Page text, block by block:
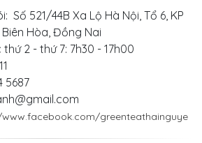
Số 521/44B Xa Lộ Hà Nội, Tổ 6, KP
Biên Hòa, Đồng Nai
2 - thứ 7: 7h30 - 17h00
5687
greenteathainguye